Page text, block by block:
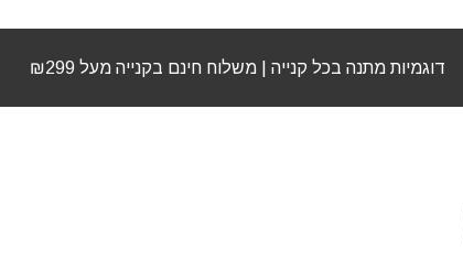
דוגמיות מתנה בכל קנייה | משלוח חינם בקנייה מעל ₪299